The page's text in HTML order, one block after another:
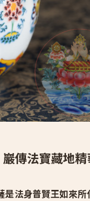
巖傳法寶藏地
法身普賢王如來